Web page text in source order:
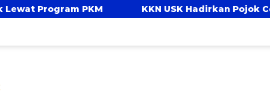
PKM KKN USK Hadirkan Pojok Celengan,